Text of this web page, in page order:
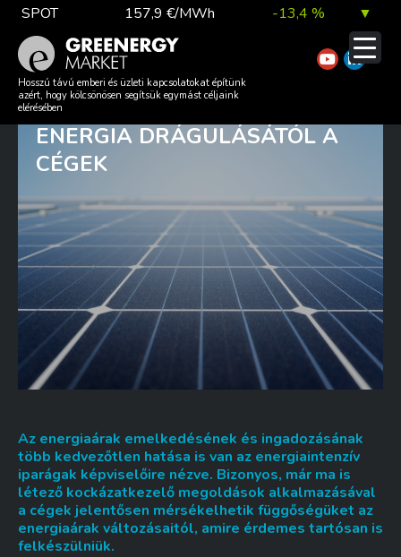
Skip
content
SPOT 157,9 €/MWh -13,4 % ▼
TTF DA 56,1 €/MWh 7,0 % ▲
EUA 81,9 €/t 1,0 %
DAX index 26 140,13 0,1 % ▲
EUR árfolyam 363,03 Ft 0,2 % ▲
Hosszú távú emberi és üzleti kapcsolatokat építünk
azért, hogy kölcsönösen segítsük egymást céljaink
elérésében
EZEKKEL A MEGOLDÁSOKKAL
FÜGGETLENEDHETNEK AZ
ENERGIA DRÁGULÁSÁTÓL A
CÉGEK
Az energiaárak emelkedésének és ingadozásának
több kedvezőtlen hatása is van az energiaintenzív
iparágak képviselőire nézve. Bizonyos, már ma is
létező kockázatkezelő megoldások alkalmazásával
a cégek jelentősen mérsékelhetik függőségüket az
energiaárak változásaitól, amire érdemes tartósan is
felkészülniük.